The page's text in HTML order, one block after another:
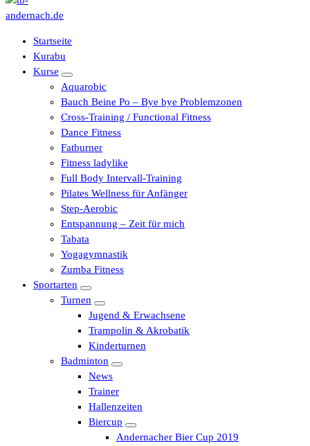
Turnerbund 1867 e.V. Andernach
Startseite
Kurabu
Kurse
Aquarobic
Bauch Beine Po – Bye bye Problemzonen
Cross-Training / Functional Fitness
Dance Fitness
Fatburner
Fitness ladylike
Full Body Intervall-Training
Pilates Wellness für Anfänger
Step-Aerobic
Entspannung – Zeit für mich
Tabata
Yogagymnastik
Zumba Fitness
Sportarten
Turnen
Jugend & Erwachsene
Trampolin & Akrobatik
Kinderturnen
Badminton
News
Trainer
Hallenzeiten
Biercup
Andernacher Bier Cup 2019